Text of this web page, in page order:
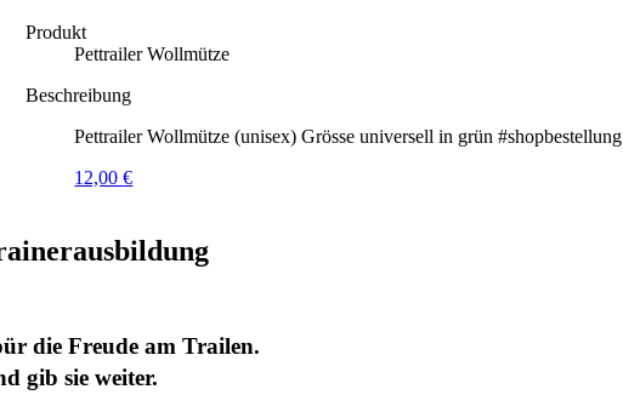
Produkt
Pettrailer Wollmütze
Beschreibung
Pettrailer Wollmütze (unisex) Grösse universell in grün #shopbestellung
12,00€
die Freude am Trailen.
gib sie weiter.